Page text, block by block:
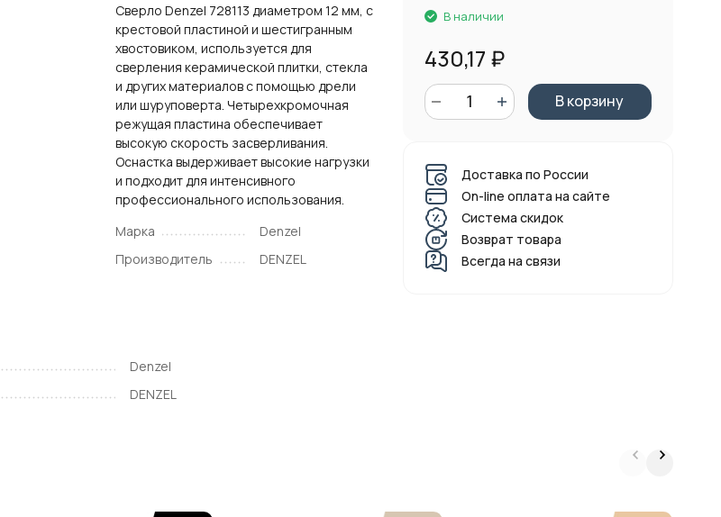
Сверло Denzel 728113 диаметром 12 мм, с
крестовой пластиной и шестигранным
хвостовиком, используется для
сверления керамической плитки, стекла
и других материалов с помощью дрели
или шуруповерта. Четырехкромочная
режущая пластина обеспечивает
высокую скорость засверливания.
Оснастка выдерживает высокие нагрузки
и подходит для интенсивного
профессионального использования.
Марка
Denzel
Производитель
DENZEL
В наличии
430,17 ₽
В корзину
Доставка по России
On-line оплата на сайте
Система скидок
Возврат товара
Всегда на связи
Denzel
DENZEL